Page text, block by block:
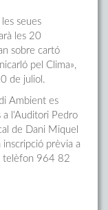
seues
les 20
sobre cartó
pel Clima»,
de juliol.
Ambient es
l'Auditori Pedro
de Dani Miquel
inscripció prèvia a
telèfon 964 82